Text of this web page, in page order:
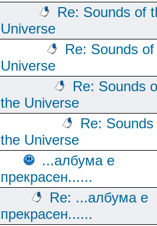
Re: Sounds of
Universe
Re: Sounds
Universe
Re: Sounds
the Universe
Re: Sounds
the Universe
...албума е
прекрасен......
Re: ...албума е
прекрасен......